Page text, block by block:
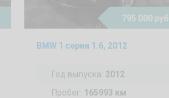
795 000 руб.
BMW 1 серии 1.6, 2012
Год выпуска: 2012
Пробег: 165993 км